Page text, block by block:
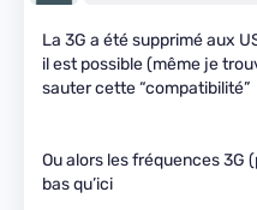
La 3G a été supprimé aux
il est possible (même je
sauter cette “compatibilité”
Ou alors les fréquences 3G
bas qu’ici